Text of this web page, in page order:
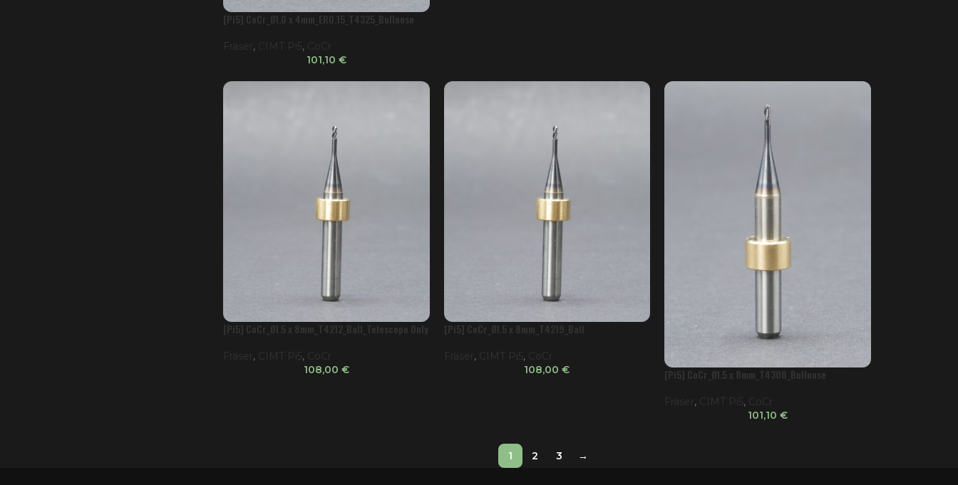
[Pi5] CoCr_Ø1,0 x 4mm_ER0,15_T4325_Bullnose
Fräser , CIMT Pi5 ,
CoCr
101,10 €
[Pi5] CoCr_Ø1.5 x 8mm_T4212_Ball_Telescope Only
Fräser , CIMT Pi5 ,
CoCr
108,00 €
[Pi5] CoCr_Ø1.5 x 8mm_T4219_Ball
Fräser , CIMT Pi5 ,
CoCr
108,00€ [Pi5] CoCr_Ø1.5 x 8mm_T4308_Bullnose
Fräser , CIMT Pi5 ,
CoCr
101,10€
1 2 3 →